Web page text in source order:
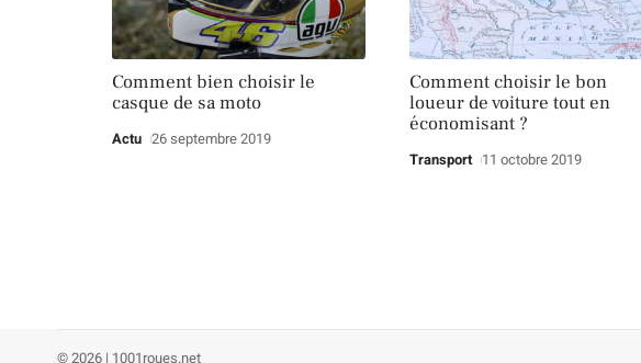
Comment bien choisir le
casque de sa moto
Actu 26 septembre 2019
Comment choisir le bon
loueur de voiture tout en
économisant ?
Transport 11 octobre 2019
© 2026 | 1001roues.net